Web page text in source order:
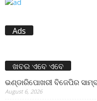
Ads
ଖବର ଏବେ ଏବେ
ଭଣ୍ଡାରିପୋଖରୀ ବିଜେପିର
August 6, 2026